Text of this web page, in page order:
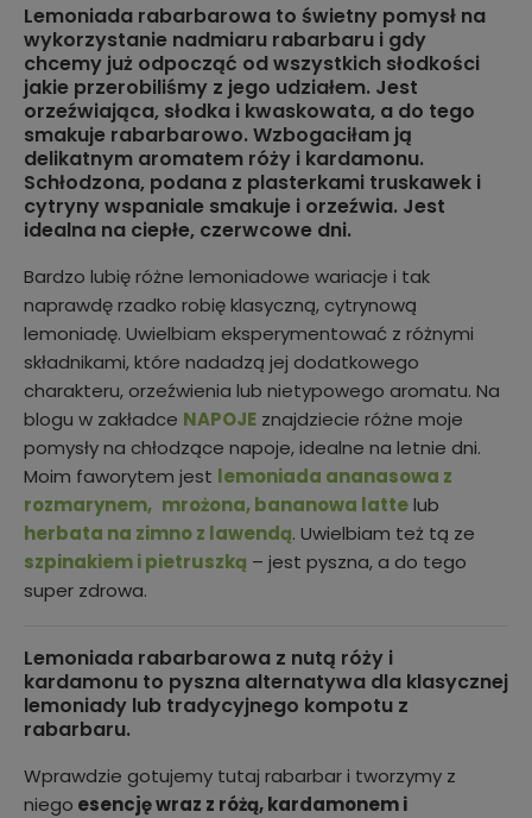
Lemoniada rabarbarowa to świetny pomysł na
wykorzystanie nadmiaru rabarbaru i gdy
chcemy już odpocząć od wszystkich słodkości
jakie przerobiliśmy z jego udziałem. Jest
orzeźwiająca, słodka i kwaskowata, a do tego
smakuje rabarbarowo. Wzbogaciłam ją
delikatnym aromatem róży i kardamonu.
Schłodzona, podana z plasterkami truskawek i
cytryny wspaniale smakuje i orzeźwia. Jest
idealna na ciepłe, czerwcowe dni.
Bardzo lubię różne lemoniadowe wariacje i tak
naprawdę rzadko robię klasyczną, cytrynową
lemoniadę. Uwielbiam eksperymentować z różnymi
składnikami, które nadadzą jej dodatkowego
charakteru, orzeźwienia lub nietypowego aromatu. Na
blogu w zakładce NAPOJE znajdziecie różne moje
pomysły na chłodzące napoje, idealne na letnie dni.
Moim faworytem jest lemoniada ananasowa z
rozmarynem, mrożona, bananowa lattelub
herbata na zimno z lawendą. Uwielbiam też tą ze
szpinakiem i pietruszką – jest pyszna, a do tego
super zdrowa.
Lemoniada rabarbarowa z nutą róży i
kardamonu to pyszna alternatywa dla klasycznej
lemoniady lub tradycyjnego kompotu z
rabarbaru.
Wprawdzie gotujemy tutaj rabarbar i tworzymy z
niego esencję wraz z różą, kardamonem i